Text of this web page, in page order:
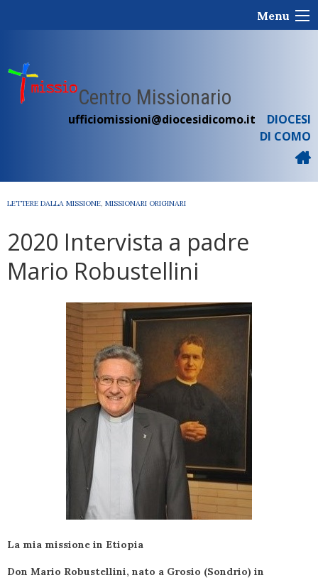
Menu
Centro Missionario
ufficiomissioni@diocesidicomo.it
DIOCESI
DI COMO
LETTERE DALLA MISSIONE, MISSIONARI ORIGINARI
2020 Intervista a padre
Mario Robustellini
La mia missione in Etiopia
Don Mario Robustellini, nato a Grosio (Sondrio) in